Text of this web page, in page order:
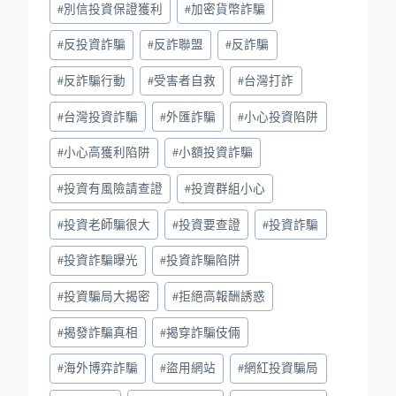
#別信投資保證獲利 #加密貨幣詐騙
#反投資詐騙 #反詐聯盟 #反詐騙
#反詐騙行動 #受害者自救 #台灣打詐
#台灣投資詐騙 #外匯詐騙 #小心投資陷阱
#小心高獲利陷阱 #小額投資詐騙
#投資有風險請查證 #投資群組小心
#投資老師騙很大 #投資要查證 #投資詐騙
#投資詐騙曝光 #投資詐騙陷阱
#投資騙局大揭密 #拒絕高報酬誘惑
#揭發詐騙真相 #揭穿詐騙伎倆
#海外博弈詐騙 #盜用網站 #網紅投資騙局